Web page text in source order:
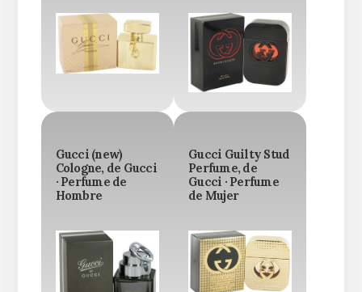
Gucci (new)
Cologne, de Gucci
· Perfume de
Hombre
Gucci Guilty Stud
Perfume, de
Gucci · Perfume
de Mujer